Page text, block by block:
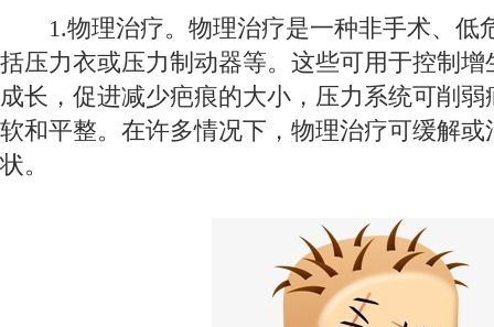
1.物理治疗。物理治疗是一种非手术、低
括压力衣或压力制动器等。这些可用于控制
成长，促进减少疤痕的大小，压力系统可削
软和平整。在许多情况下，物理治疗可缓解
状。